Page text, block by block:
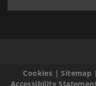
Cookies |Sitemap |
Accessibility